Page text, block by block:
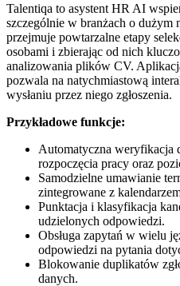
Talentiqa to asystent HR AI
szczególnie w branżach o dużym
przejmuje powtarzalne etapy
osobami i zbierając od nich
analizowania plików CV.
pozwala na natychmiastową
wysłaniu przez niego zgłoszenia.
Przykładowe funkcje:
Automatyczna weryfikacja
rozpoczęcia pracy oraz
Samodzielne umawianie
zintegrowane z
Punktacja i klasyfikacja
udzielonych odpowiedzi.
Obsługa zapytań w wielu
odpowiedzi na pytania
Blokowanie duplikatów
danych.